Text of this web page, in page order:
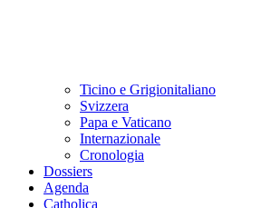
Ticino e Grigionitaliano
Svizzera
Papa e Vaticano
Internazionale
Cronologia
Dossiers
Agenda
Catholica